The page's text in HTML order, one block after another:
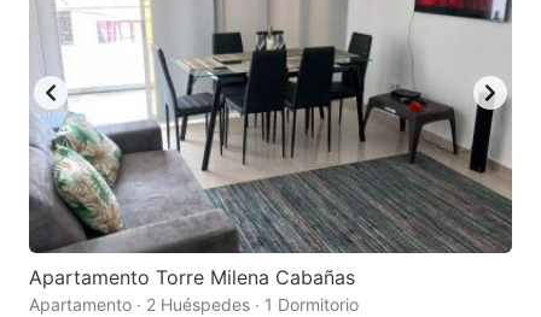
Apartamento Torre Milena Cabañas
Apartamento · 2 Huéspedes · 1 Dormitorio